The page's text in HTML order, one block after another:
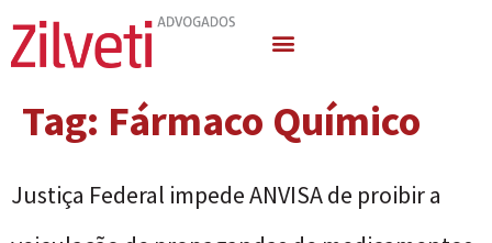
Tag: Fármaco Químico
Justiça Federal impede ANVISA de proibir a